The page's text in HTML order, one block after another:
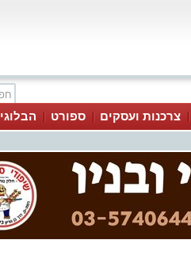
צרכנות ועסקים ספורט